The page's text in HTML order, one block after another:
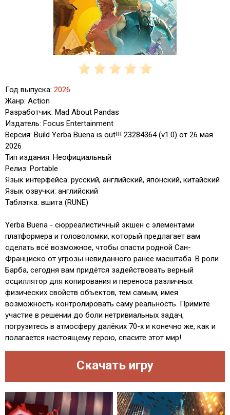
Год выпуска: 2026
Жанр: Action
Разработчик: Mad About Pandas
Издатель: Focus Entertainment
Версия: Build Yerba Buena is out!!! 23284364 (v1.0) от 26 мая
2026
Тип издания: Неофициальный
Релиз: Portable
Язык интерфейса: русский, английский, японский, китайский
Язык озвучки: английский
Таблэтка: вшита (RUNE)
Yerba Buena - сюрреалистичный экшен с элементами
платформера и головоломки, который предлагает вам
сделать всё возможное, чтобы спасти родной Сан-
Франциско от угрозы невиданного ранее масштаба. В роли
Барба, сегодня вам придётся задействовать верный
осциллятор для копирования и переноса различных
физических свойств объектов, тем самым, имея
возможность контролировать саму реальность. Примите
участие в решении до боли нетривиальных задач,
погрузитесь в атмосферу далёких 70-х и конечно же, как и
полагается настоящему герою, спасите этот мир!
Скачать игру